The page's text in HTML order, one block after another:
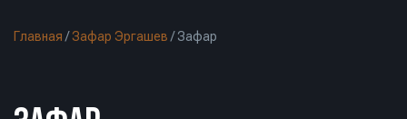
Главная /Зафар Эргашев /Зафар